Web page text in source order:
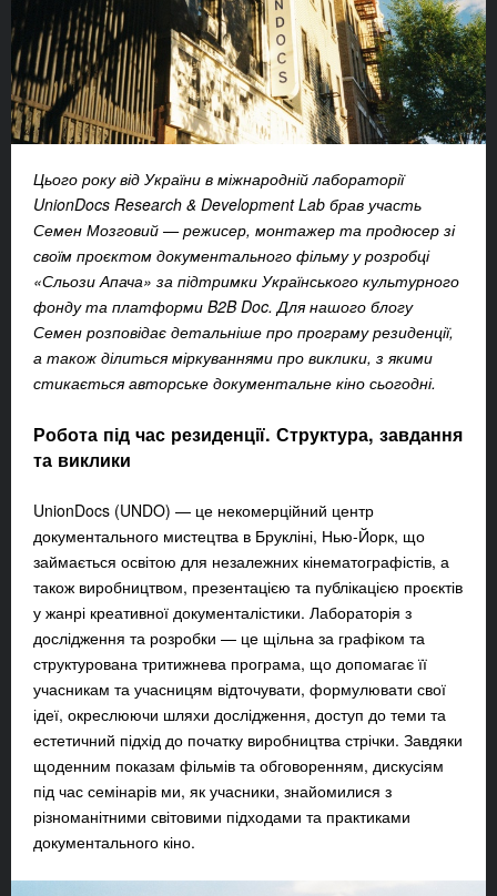
Цього року від України в міжнародній лабораторії
UnionDocs Research & Development Lab брав участь
Семен Мозговий — режисер, монтажер та продюсер зі
своїм проєктом документального фільму у розробці
«Сльози Апача» за підтримки Українського культурного
фонду та платформи B2B Doc. Для нашого блогу
Семен розповідає детальніше про програму резиденції,
а також ділиться міркуваннями про виклики, з якими
стикається авторське документальне кіно сьогодні.
Робота під час резиденції. Структура, завдання
та виклики
UnionDocs (UNDO) — це некомерційний центр
документального мистецтва в Брукліні, Нью-Йорк, що
займається освітою для незалежних кінематографістів, а
також виробництвом, презентацією та публікацією проєктів
у жанрі креативної документалістики. Лабораторія з
дослідження та розробки — це щільна за графіком та
структурована тритижнева програма, що допомагає її
учасникам та учасницям відточувати, формулювати свої
ідеї, окреслюючи шляхи дослідження, доступ до теми та
естетичний підхід до початку виробництва стрічки. Завдяки
щоденним показам фільмів та обговоренням, дискусіям
під час семінарів ми, як учасники, знайомилися з
різноманітними світовими підходами та практиками
документального кіно.